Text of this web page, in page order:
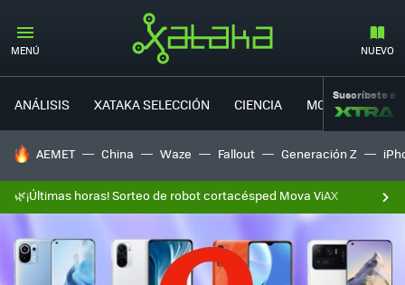
MENÚ NUEVO
ANÁLISIS XATAKA SELECCIÓN CIENCIA MOVILIDAD
Suscríbete a
HOY SE HABLA DE
AEMET China Waze Fallout Generación Z
🌿¡Últimas horas! Sorteo de robot cortacésped Mova ViAX